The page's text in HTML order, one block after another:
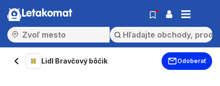
Letakomat
Lidl Bravčový bôčik Odoberať